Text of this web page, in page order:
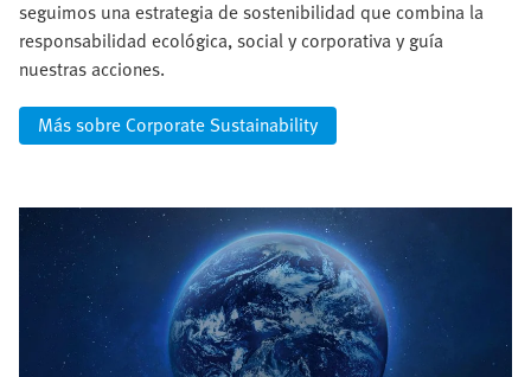
seguimos una estrategia de sostenibilidad que combina la
responsabilidad ecológica, social y corporativa y guía
nuestras acciones.
Más sobre Corporate Sustainability